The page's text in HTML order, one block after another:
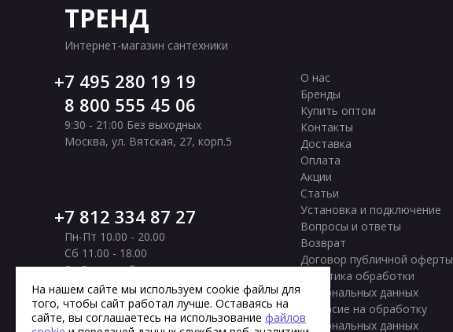
ТРЕНД
Интернет-магазин сантехники
7 495 280 19 19
8 800 555 45 06
9:30 - 21:00 Без выходных
Москва, ул. Вятская, 27, корп.5
7 812 334 87 27
Пн-Пт 10.00 - 20.00
Сб 11.00 - 18.00
Вс Выходной
Санкт-Петербург,Московское шоссе, 177
корп. 2
О нас
Бренды
Купить оптом
Контакты
Доставка
Оплата
Акции
Статьи
Установка и подключение
Вопросы и ответы
Возврат
Договор публичной оферты
Политика обработки
персональных данных
Согласие на обработку
персональных данных
На нашем сайте мы используем cookie файлы для
того, чтобы сайт работал лучше. Оставаясь на
сайте, вы соглашаетесь на использование файлов